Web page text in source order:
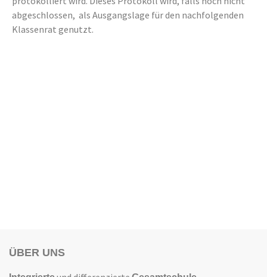
abgeschlossen, als Ausgangslage für den nachfolgenden
Klassenrat genutzt.
ÜBER UNS